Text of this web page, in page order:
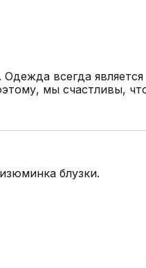
всегда является
мы счастливы,
блузки.